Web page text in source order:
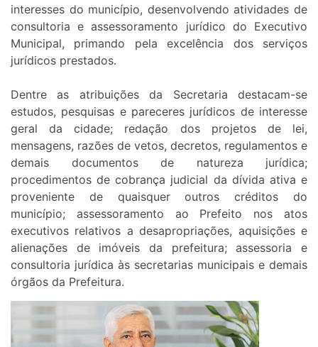
interesses do município, desenvolvendo atividades de
consultoria e assessoramento jurídico do Executivo
Municipal, primando pela excelência dos serviços
jurídicos prestados.
Dentre as atribuições da Secretaria destacam-se
estudos, pesquisas e pareceres jurídicos de interesse
geral da cidade; redação dos projetos de lei,
mensagens, razões de vetos, decretos, regulamentos e
demais documentos de natureza jurídica;
procedimentos de cobrança judicial da dívida ativa e
proveniente de quaisquer outros créditos do
município; assessoramento ao Prefeito nos atos
executivos relativos a desapropriações, aquisições e
alienações de imóveis da prefeitura; assessoria e
consultoria jurídica às secretarias municipais e demais
órgãos da Prefeitura.